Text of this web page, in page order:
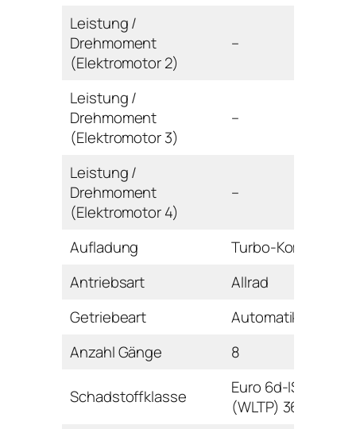
Leistung /
Drehmoment
(Elektromotor 2)
–
Leistung /
Drehmoment
(Elektromotor 3)
–
Leistung /
Drehmoment
(Elektromotor 4)
–
Aufladung
Turbo-Kompressor
Antriebsart
Allrad
Getriebeart
Automatikgetriebe
Anzahl Gänge
8
Schadstoffklasse
Euro 6d-ISC-FCM
(WLTP) 36AP-AR